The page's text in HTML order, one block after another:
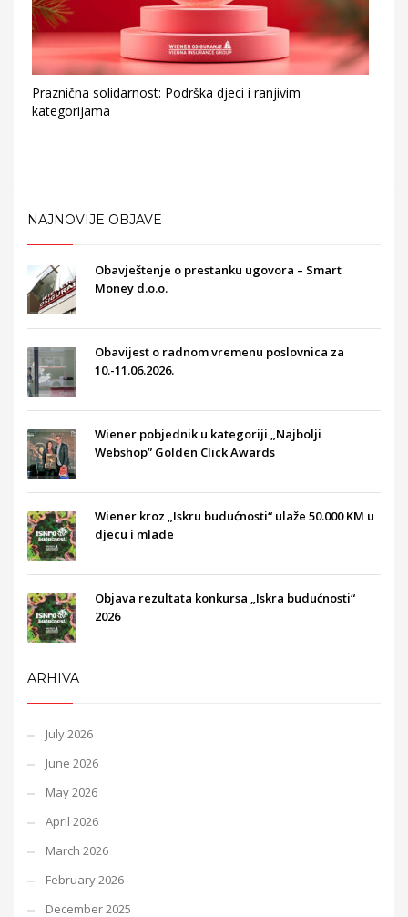
Praznična solidarnost: Podrška djeci i ranjivim
kategorijama
NAJNOVIJE OBJAVE
Obavještenje o prestanku ugovora – Smart
Money d.o.o.
Obavijest o radnom vremenu poslovnica za
10.-11.06.2026.
Wiener pobjednik u kategoriji „Najbolji
Webshop” Golden Click Awards
Wiener kroz „Iskru budućnosti“ ulaže 50.000 KM u
djecu i mlade
Objava rezultata konkursa „Iskra budućnosti“
2026
ARHIVA
July 2026
June 2026
May 2026
April 2026
March 2026
February 2026
December 2025